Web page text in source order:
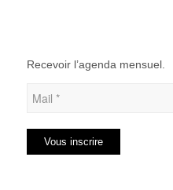
Recevoir l’agenda mensuel.